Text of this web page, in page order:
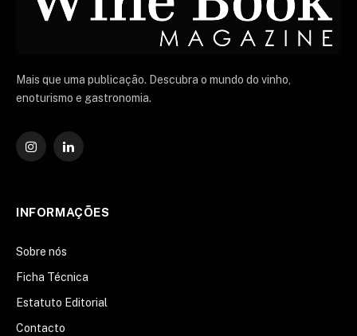
Mais que uma publicação. Descubra o mundo do vinho,
enoturismo e gastronomia.
Instagram
O
INFORMAÇÕES
Sobre nós
Ficha Técnica
Estatuto Editorial
Contacto